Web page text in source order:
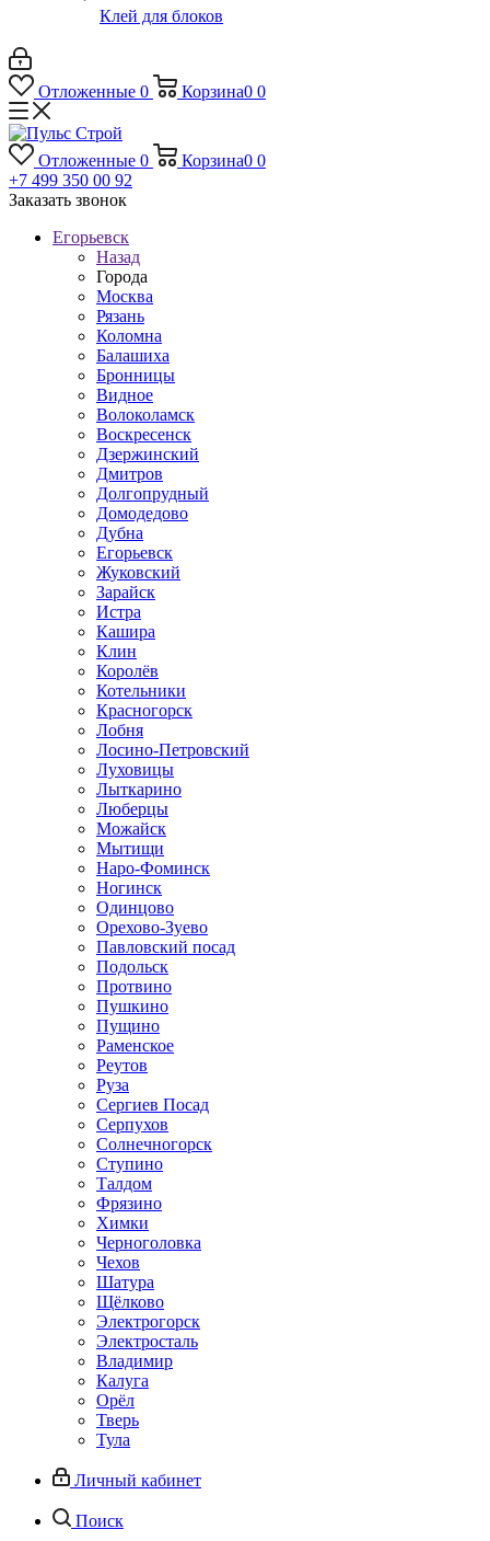
Клей для блоков
Отложенные 0 Корзина0 0
Отложенные 0 Корзина0 0
+7 499 350 00 92
Заказать звонок
Егорьевск
Назад
Города
Москва
Рязань
Коломна
Балашиха
Бронницы
Видное
Волоколамск
Воскресенск
Дзержинский
Дмитров
Долгопрудный
Домодедово
Дубна
Егорьевск
Жуковский
Зарайск
Истра
Кашира
Клин
Королёв
Котельники
Красногорск
Лобня
Лосино-Петровский
Луховицы
Лыткарино
Люберцы
Можайск
Мытищи
Наро-Фоминск
Ногинск
Одинцово
Орехово-Зуево
Павловский посад
Подольск
Протвино
Пушкино
Пущино
Раменское
Реутов
Руза
Сергиев Посад
Серпухов
Солнечногорск
Ступино
Талдом
Фрязино
Химки
Черноголовка
Чехов
Шатура
Щёлково
Электрогорск
Электросталь
Владимир
Калуга
Орёл
Тверь
Тула
Личный кабинет
Поиск